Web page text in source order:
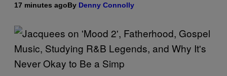
17 minutes agoBy Denny Connolly